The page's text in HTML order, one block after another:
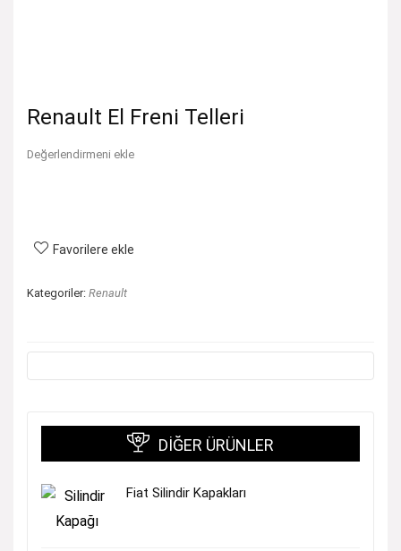
Renault El Freni Telleri
Değerlendirmeni ekle
Favorilere ekle
Kategoriler: Renault
DIĞER ÜRÜNLER
Fiat Silindir Kapakları